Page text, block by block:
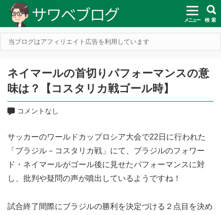
メニュー 検 索
当ブログはアフィリエイト広告を利用しています
ネイマールの首切りパフォーマンスの意
味は？【コスタリカ戦ゴール時】
コメントなし
サッカーのワールドカップロシア大会で22日に行われた
「ブラジル－コスタリカ戦」にて、ブラジルのフォワー
ド・ネイマールがゴール後に見せたパフォーマンスに対
し、批判や疑問の声が噴出しているようですね！
試合終了間際にブラジルの勝利を決定づける２点目を決め